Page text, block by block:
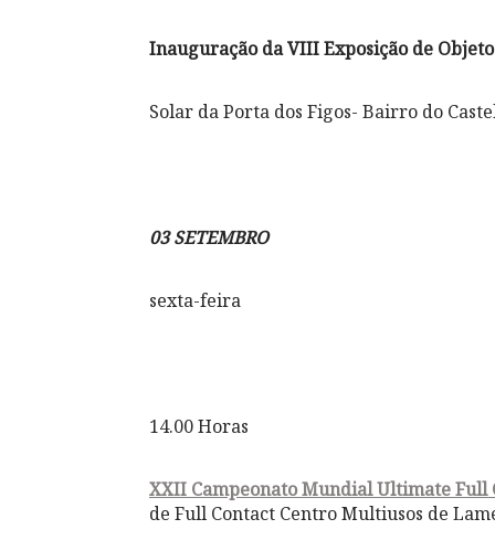
Inauguração da VIII Exposição de
Solar da Porta dos Figos- Bairro do
03 SETEMBRO
sexta-feira
14.00 Horas
XXII Campeonato Mundial Ultimate Full
de Full Contact Centro Multiusos de